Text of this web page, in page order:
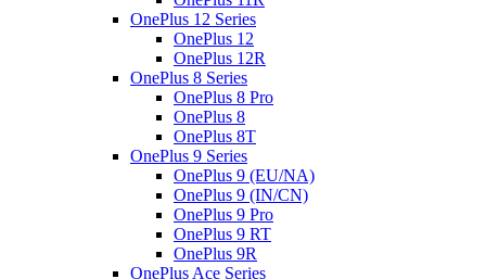
OnePlus 12 Series
OnePlus 12
OnePlus 12R
OnePlus 8 Series
OnePlus 8 Pro
OnePlus 8
OnePlus 8T
OnePlus 9 Series
OnePlus 9 (EU/NA)
OnePlus 9 (IN/CN)
OnePlus 9 Pro
OnePlus 9 RT
OnePlus 9R
OnePlus Ace Series